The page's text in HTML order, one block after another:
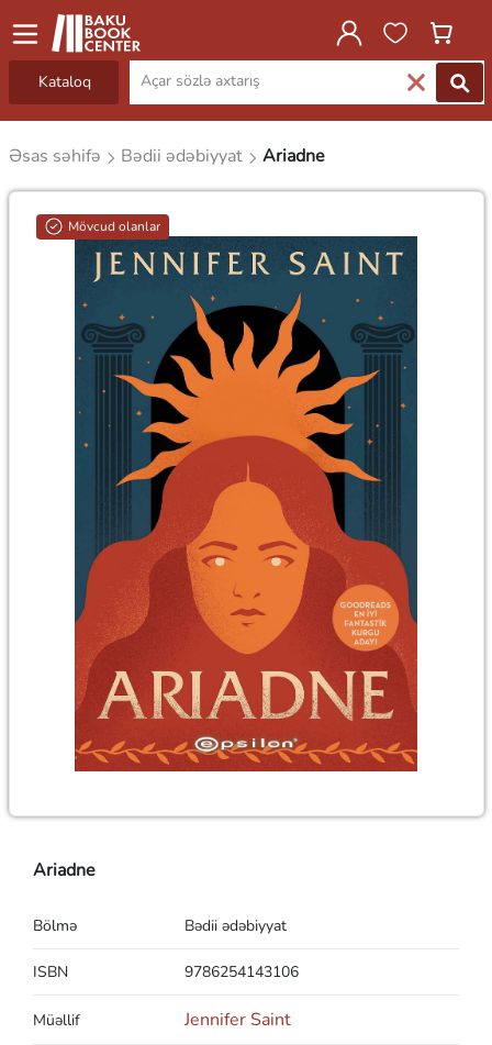
Kataloq
Əsas səhifə Bədii ədəbiyyat Ariadne
Mövcud olanlar
Ariadne
Bölmə Bədii ədəbiyyat
ISBN 9786254143106
Müəllif Jennifer Saint